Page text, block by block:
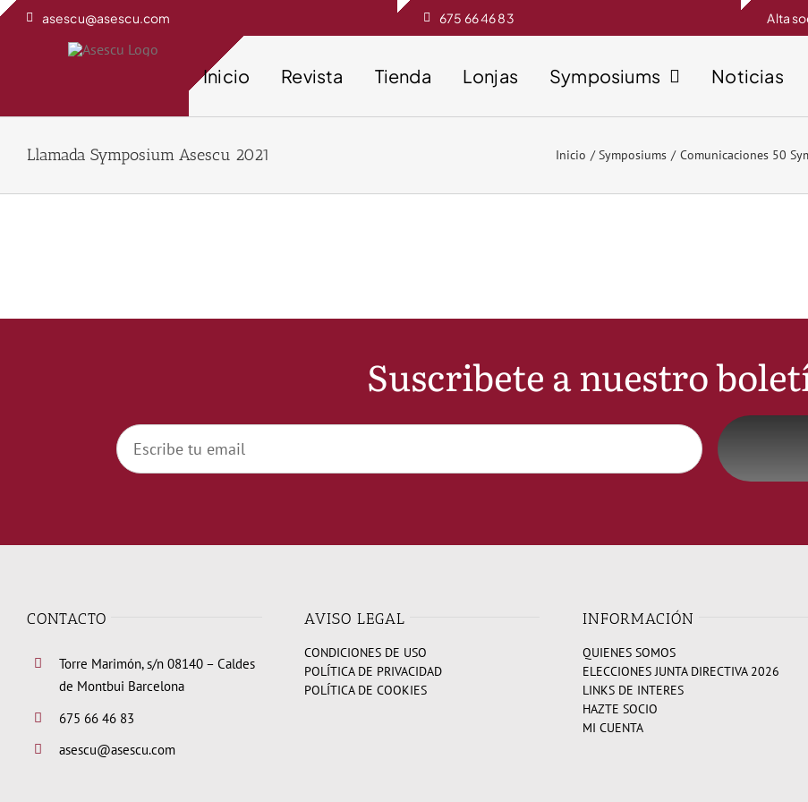
Saltar
asescu@asescu.com 675 66 46 83 Alta
Inicio Revista Tienda Lonjas Symposiums Noticias
Llamada Symposium Asescu 2021 Inicio Symposiums Comunicaciones 50
Suscribete a nuestro
CONTACTO
Torre Marimón, s/n 08140 – Caldes
de Montbui Barcelona
675 66 46 83
asescu@asescu.com
AVISO LEGAL
CONDICIONES DE USO
POLÍTICA DE PRIVACIDAD
POLÍTICA DE COOKIES
INFORMACIÓN
QUIENES SOMOS
ELECCIONES JUNTA DIRECTIVA 2026
LINKS DE INTERES
HAZTE SOCIO
MI CUENTA